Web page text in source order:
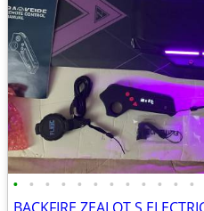
• • • • • • • • • • • •